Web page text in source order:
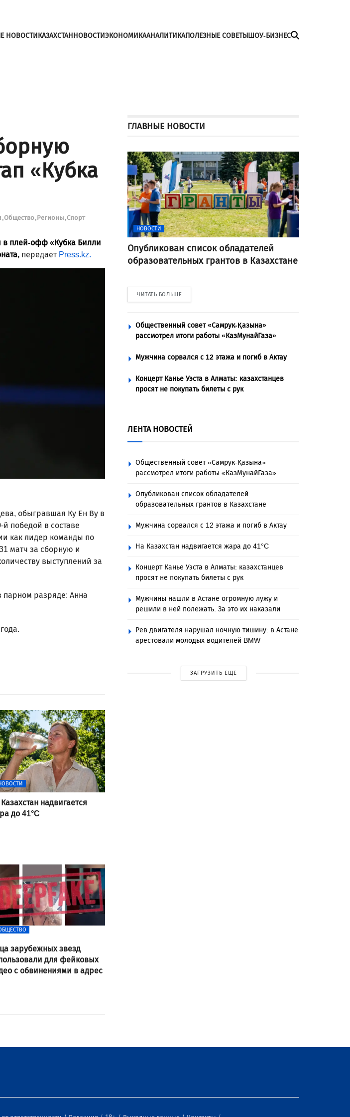
НОВОСТИКАЗАХСТАННОВОСТИЭКОНОМИКААНАЛИТИКАПОЛЕЗНЫЕ СОВЕТЫШОУ-БИЗНЕС
«Кубка
Общество РегионыСпорт
в плей-офф «Кубка Билли
передает Press.kz.
обыгравшая Ку Ен Ву в
победой в составе
как лидер команды по
матч за сборную и
выступлений за
парном разряде: Анна
надвигается
до 41°C
зарубежных звезд
для фейковых
с обвинениями в адрес
ГЛАВНЫЕ НОВОСТИ
НОВОСТИ
Опубликован список обладателей
образовательных грантов в Казахстане
ЧИТАТЬ БОЛЬШЕ
Общественный совет «Самрук-Қазына»
рассмотрел итоги работы «КазМунайГаза»
Мужчина сорвался с 12 этажа и погиб в Актау
Концерт Канье Уэста в Алматы: казахстанцев
просят не покупать билеты с рук
ЛЕНТА НОВОСТЕЙ
Общественный совет «Самрук-Қазына»
рассмотрел итоги работы «КазМунайГаза»
Опубликован список обладателей
образовательных грантов в Казахстане
Мужчина сорвался с 12 этажа и погиб в Актау
На Казахстан надвигается жара до 41°C
Концерт Канье Уэста в Алматы: казахстанцев
просят не покупать билеты с рук
Мужчины нашли в Астане огромную лужу и
решили в ней полежать. За это их наказали
Рев двигателя нарушал ночную тишину: в Астане
арестовали молодых водителей BMW
ЗАГРУЗИТЬ ЕЩЕ